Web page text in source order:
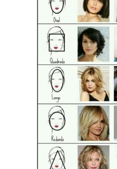
Стрижки для длинных
волос
Идеальная стрижка
Длинные волосы